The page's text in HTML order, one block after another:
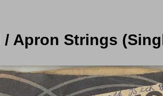
Apron Strings